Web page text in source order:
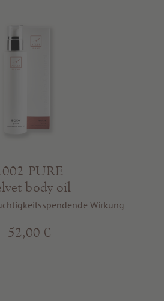
PURE
body oil
Wirkung
52,00 €